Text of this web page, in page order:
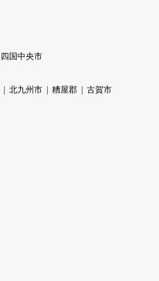
四国中央市
北九州市 糟屋郡
古賀市